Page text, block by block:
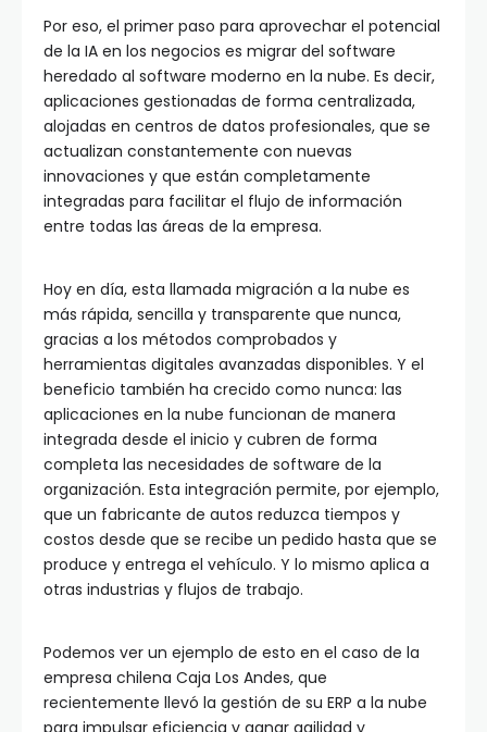
Por eso, el primer paso para aprovechar el potencial
de la IA en los negocios es migrar del software
heredado al software moderno en la nube. Es decir,
aplicaciones gestionadas de forma centralizada,
alojadas en centros de datos profesionales, que se
actualizan constantemente con nuevas
innovaciones y que están completamente
integradas para facilitar el flujo de información
entre todas las áreas de la empresa.
Hoy en día, esta llamada migración a la nube es
más rápida, sencilla y transparente que nunca,
gracias a los métodos comprobados y
herramientas digitales avanzadas disponibles. Y el
beneficio también ha crecido como nunca: las
aplicaciones en la nube funcionan de manera
integrada desde el inicio y cubren de forma
completa las necesidades de software de la
organización. Esta integración permite, por ejemplo,
que un fabricante de autos reduzca tiempos y
costos desde que se recibe un pedido hasta que se
produce y entrega el vehículo. Y lo mismo aplica a
otras industrias y flujos de trabajo.
Podemos ver un ejemplo de esto en el caso de la
empresa chilena Caja Los Andes, que
recientemente llevó la gestión de su ERP a la nube